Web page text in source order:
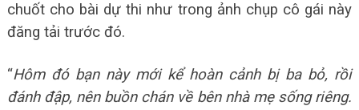
chuốt cho bài dự thi như trong ảnh chụp cô gái này
đăng tải trước đó.
“Hôm đó bạn này mới kể hoàn cảnh bị ba bỏ, rồi
đánh đập, nên buồn chán về bên nhà mẹ sống riêng.